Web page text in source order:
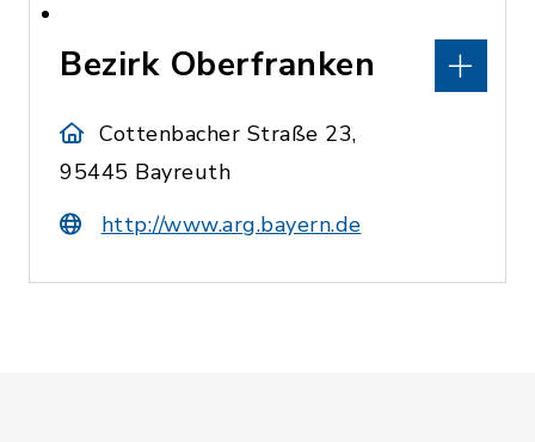
Bezirk Oberfranken
Cottenbacher Straße 23,
95445 Bayreuth
http://www.arg.bayern.de